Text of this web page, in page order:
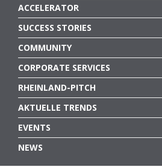
ACCELERATOR
SUCCESS STORIES
COMMUNITY
CORPORATE SERVICES
RHEINLAND-PITCH
AKTUELLE TRENDS
EVENTS
NEWS